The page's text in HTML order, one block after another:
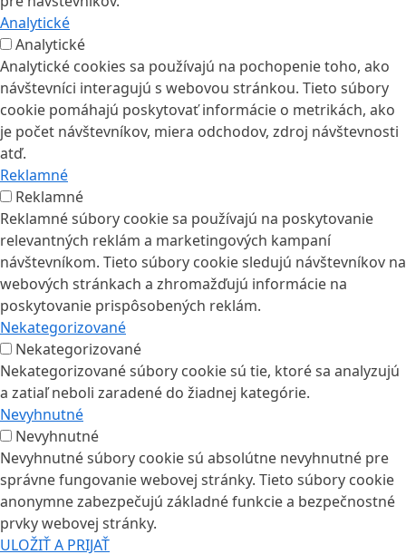
Analytické
Analytické
Analytické cookies sa používajú na pochopenie toho, ako
návštevníci interagujú s webovou stránkou. Tieto súbory
cookie pomáhajú poskytovať informácie o metrikách, ako
je počet návštevníkov, miera odchodov, zdroj návštevnosti
atď.
Reklamné
Reklamné
Reklamné súbory cookie sa používajú na poskytovanie
relevantných reklám a marketingových kampaní
návštevníkom. Tieto súbory cookie sledujú návštevníkov na
webových stránkach a zhromažďujú informácie na
poskytovanie prispôsobených reklám.
Nekategorizované
Nekategorizované
Nekategorizované súbory cookie sú tie, ktoré sa analyzujú
a zatiaľ neboli zaradené do žiadnej kategórie.
Nevyhnutné
Nevyhnutné
Nevyhnutné súbory cookie sú absolútne nevyhnutné pre
správne fungovanie webovej stránky. Tieto súbory cookie
anonymne zabezpečujú základné funkcie a bezpečnostné
prvky webovej stránky.
ULOŽIŤ A PRIJAŤ